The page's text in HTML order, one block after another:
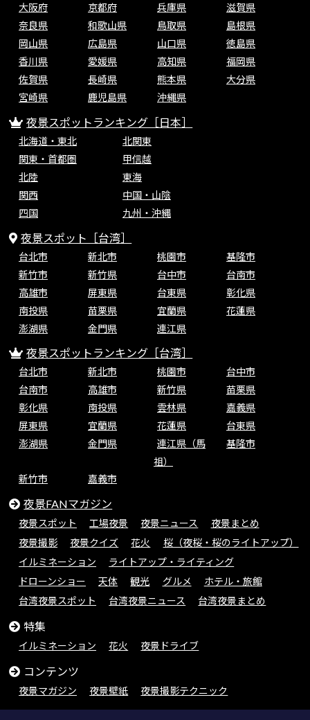
大阪府
京都府 兵庫県
滋賀県
奈良県
和歌山県 鳥取県
島根県
岡山県
広島県 山口県
徳島県
香川県
愛媛県 高知県
福岡県
佐賀県
長崎県 熊本県
大分県
宮崎県
鹿児島県 沖縄県
夜景スポットランキング［日本］
北海道・東北
北関東
関東・首都圏
甲信越
北陸
東海
関西
中国・山陰
四国
九州・沖縄
夜景スポット［台湾］
台北市 新北市 桃園市
基隆市
新竹市
新竹県 台中市
台南市
高雄市
屏東県 台東県
彰化県
南投県
苗栗県 宜蘭県
花蓮県
澎湖県
金門県 連江県
夜景スポットランキング［台湾］
台北市 新北市 桃園市
台中市
台南市
高雄市 新竹県
苗栗県
彰化県
南投県 雲林県
嘉義県
屏東県
宜蘭県 花蓮県
台東県
澎湖県
金門県
連江県（馬
祖）
基隆市
新竹市 嘉義市
夜景FANマガジン
夜景スポット 工場夜景 夜景ニュース
夜景まとめ
夜景撮影
夜景クイズ 花火
桜（夜桜・桜のライトアップ）
イルミネーション
ライトアップ・ライティング
ドローンショー
天体 観光 グルメ
ホテル・旅館
台湾夜景スポット
台湾夜景ニュース 台湾夜景まとめ
特集
イルミネーション 花火 夜景ドライブ
コンテンツ
夜景マガジン 夜景壁紙 夜景撮影テクニック